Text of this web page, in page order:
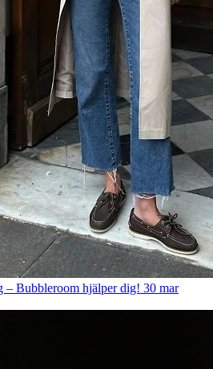
– Bubbleroom hjälper dig! 30 mar